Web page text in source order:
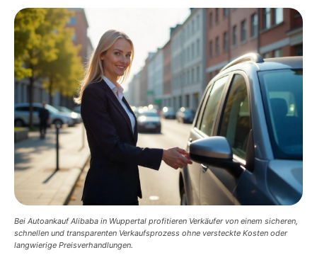
Bei Autoankauf Alibaba in Wuppertal profitieren Verkäufer von einem sicheren,
schnellen und transparenten Verkaufsprozess ohne versteckte Kosten oder
langwierige Preisverhandlungen.